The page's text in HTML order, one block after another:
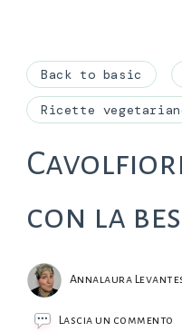
Back to basic
Ricette
con la
Annalaura
Lascia un commento